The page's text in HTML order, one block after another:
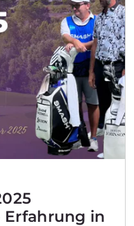
Erfahrung in